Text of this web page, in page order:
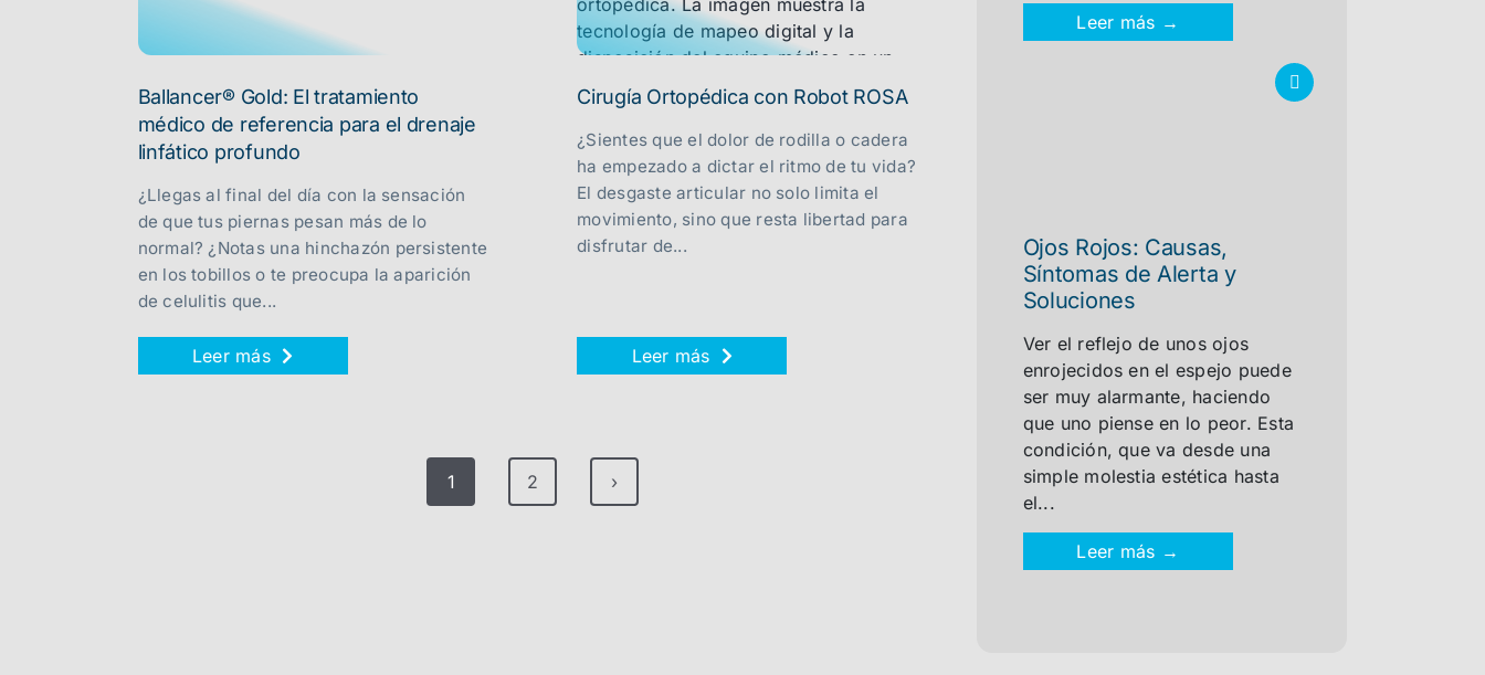
Ballancer® Gold: El tratamiento
médico de referencia para el drenaje
linfático profundo
¿Llegas al final del día con la sensación
de que tus piernas pesan más de lo
normal? ¿Notas una hinchazón persistente
en los tobillos o te preocupa la aparición
de celulitis que...
Leer más
Cirugía Ortopédica con Robot ROSA
¿Sientes que el dolor de rodilla o cadera
ha empezado a dictar el ritmo de tu vida?
El desgaste articular no solo limita el
movimiento, sino que resta libertad para
disfrutar de...
Leer más
1 2 ›
Leer más →
Ojos Rojos: Causas,
Síntomas de Alerta y
Soluciones
Ver el reflejo de unos ojos
enrojecidos en el espejo puede
ser muy alarmante, haciendo
que uno piense en lo peor. Esta
condición, que va desde una
simple molestia estética hasta
el...
Leer más →